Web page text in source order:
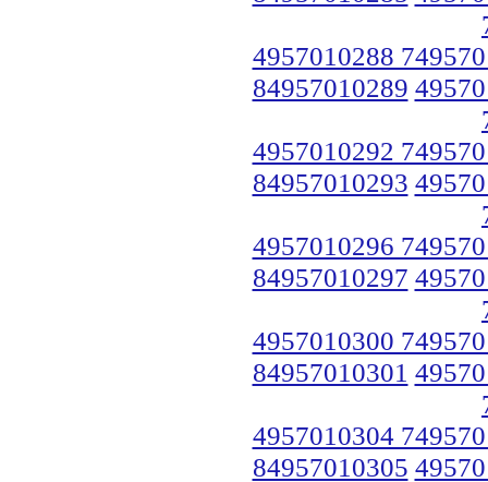
4957010288
84957010289
4957010292
84957010293
4957010296
84957010297
4957010300
84957010301
4957010304
84957010305